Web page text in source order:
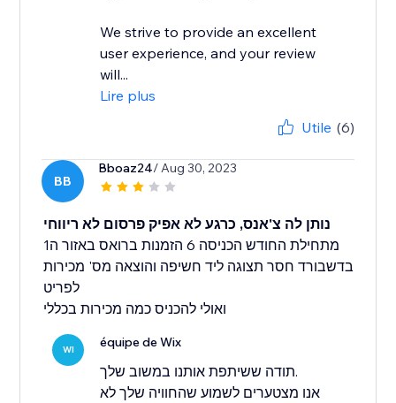
We strive to provide an excellent
user experience, and your review
will...
Lire plus
Utile (6)
BB
Bboaz24/ Aug 30, 2023
נותן לה צ'אנס, כרגע לא אפיק פרסום לא ריווחי
מתחילת החודש הכניסה 6 הזמנות ברואס באזור ה1
בדשבורד חסר תצוגה ליד חשיפה והוצאה מס' מכירות
לפריט
ואולי להכניס כמה מכירות בכללי
WI équipe de Wix
תודה ששיתפת אותנו במשוב שלך.
אנו מצטערים לשמוע שהחוויה שלך לא